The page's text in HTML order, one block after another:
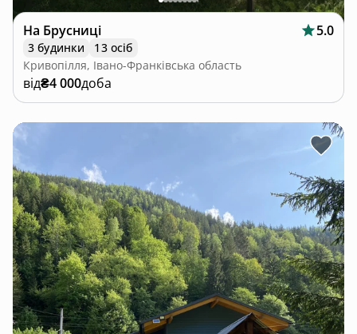
На Брусниці 5.0
3 будинки
13 осіб
Кривопілля, Івано-Франківська область
від₴4 000доба